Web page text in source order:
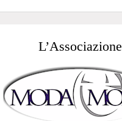
L’Associazione